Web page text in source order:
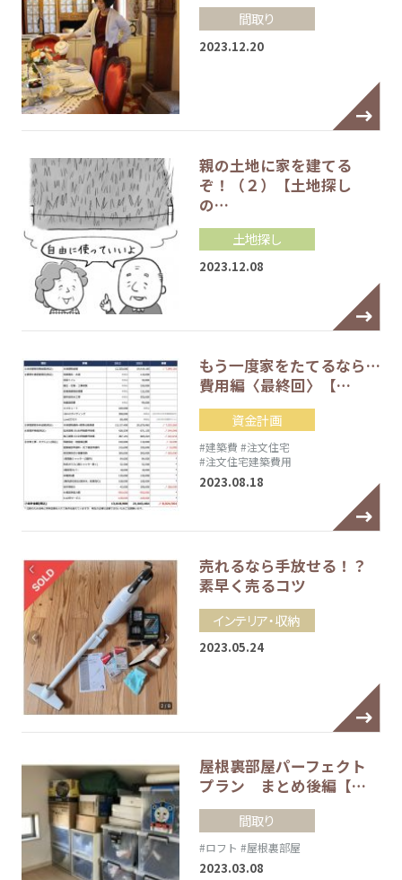
間取り
2023.12.20
親の土地に家を建てる
ぞ！（２）【土地探し
の…
土地探し
2023.12.08
もう一度家をたてるなら…
費用編〈最終回〉【…
資金計画
#建築費 #注文住宅
#注文住宅建築費用
2023.08.18
売れるなら手放せる！？
素早く売るコツ
インテリア・収納
2023.05.24
屋根裏部屋パーフェクト
プラン まとめ後編【…
間取り
#ロフト #屋根裏部屋
2023.03.08